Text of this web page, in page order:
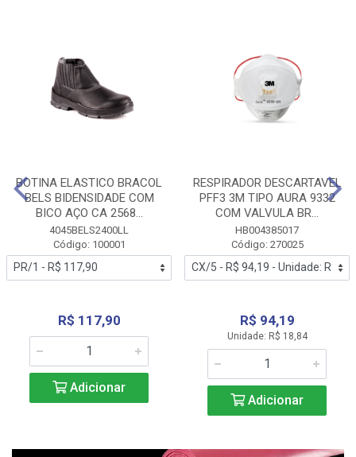
BOTINA ELASTICO BRACOL
BELS BIDENSIDADE COM
BICO AÇO CA 2568...
4045BELS2400LL
Código: 100001
R$ 117,90
Adicionar
RESPIRADOR DESCARTAVEL
PFF3 3M TIPO AURA 9332
COM VALVULA BR...
HB004385017
Código: 270025
R$ 94,19
Unidade: R$ 18,84
Adicionar